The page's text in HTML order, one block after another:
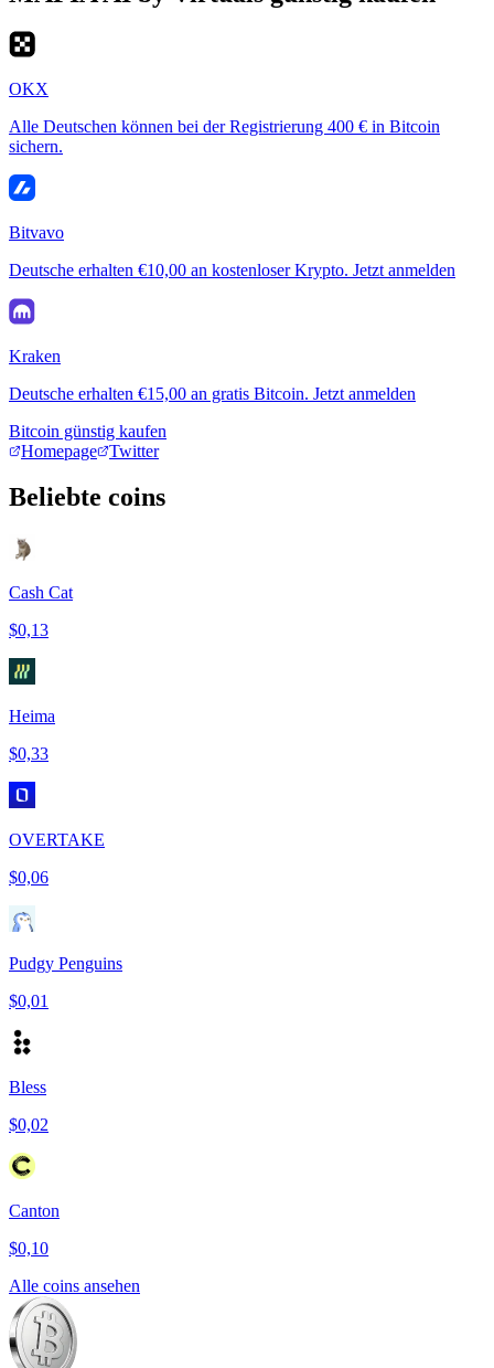
OKX
Alle Deutschen können bei der Registrierung 400 € in Bitcoin
sichern.
Bitvavo
Deutsche erhalten €10,00 an kostenloser Krypto. Jetzt anmelden
Kraken
Deutsche erhalten €15,00 an gratis Bitcoin. Jetzt anmelden
Bitcoin günstig kaufen
Homepage
Twitter
Beliebte coins
Cash Cat
$0,13
Heima
$0,33
OVERTAKE
$0,06
Pudgy Penguins
$0,01
Bless
$0,02
Canton
$0,10
Alle coins ansehen